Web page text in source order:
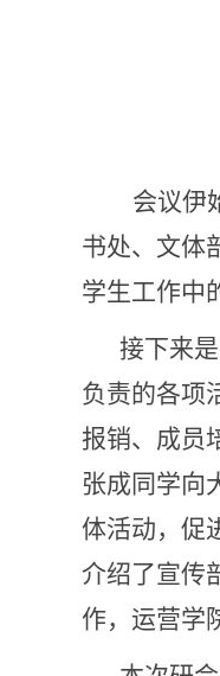
会议伊
书处、文体
学生工作中
接下来
负责的各项
报销、成员
张成同学向
体活动，促
介绍了宣传
作，运营学